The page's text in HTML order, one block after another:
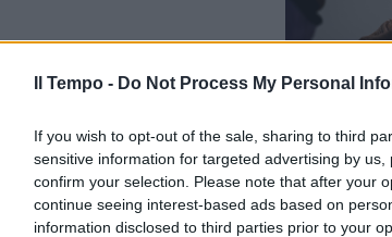
Il Tempo - Do Not Process My Personal
If you wish to opt-out of the sale, sharing to third
sensitive information for targeted advertising by
confirm your selection. Please note that after your
continue seeing interest-based ads based on
information disclosed to third parties prior to your
dice basta alla
i positivi: "A casa